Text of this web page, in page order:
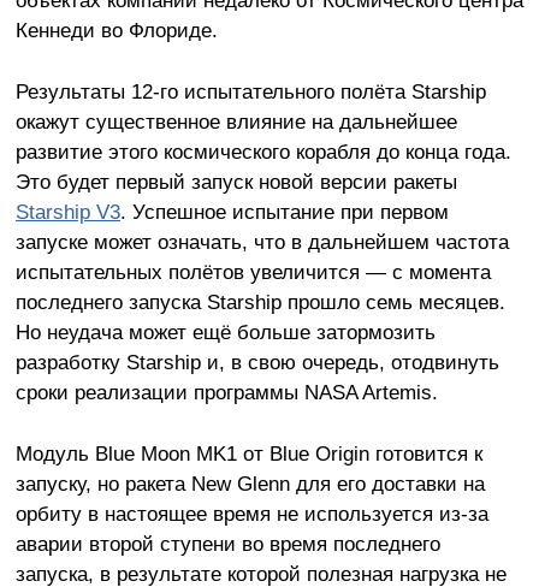
Кеннеди во Флориде.
Результаты 12-го испытательного полёта Starship
окажут существенное влияние на дальнейшее
развитие этого космического корабля до конца года.
Это будет первый запуск новой версии ракеты
Starship V3. Успешное испытание при первом
запуске может означать, что в дальнейшем частота
испытательных полётов увеличится — с момента
последнего запуска Starship прошло семь месяцев.
Но неудача может ещё больше затормозить
разработку Starship и, в свою очередь, отодвинуть
сроки реализации программы NASA Artemis.
Модуль Blue Moon MK1 от Blue Origin готовится к
запуску, но ракета New Glenn для его доставки на
орбиту в настоящее время не используется из-за
аварии второй ступени во время последнего
запуска, в результате которой полезная нагрузка не